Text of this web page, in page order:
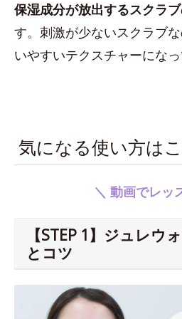
保湿成分が放出するスクラブ
す。刺激が少ないスクラブ
いやすいテクスチャーになっ
気になる使い方は
＼ 動画でレッ
【STEP 1】ジュレウ
とコツ